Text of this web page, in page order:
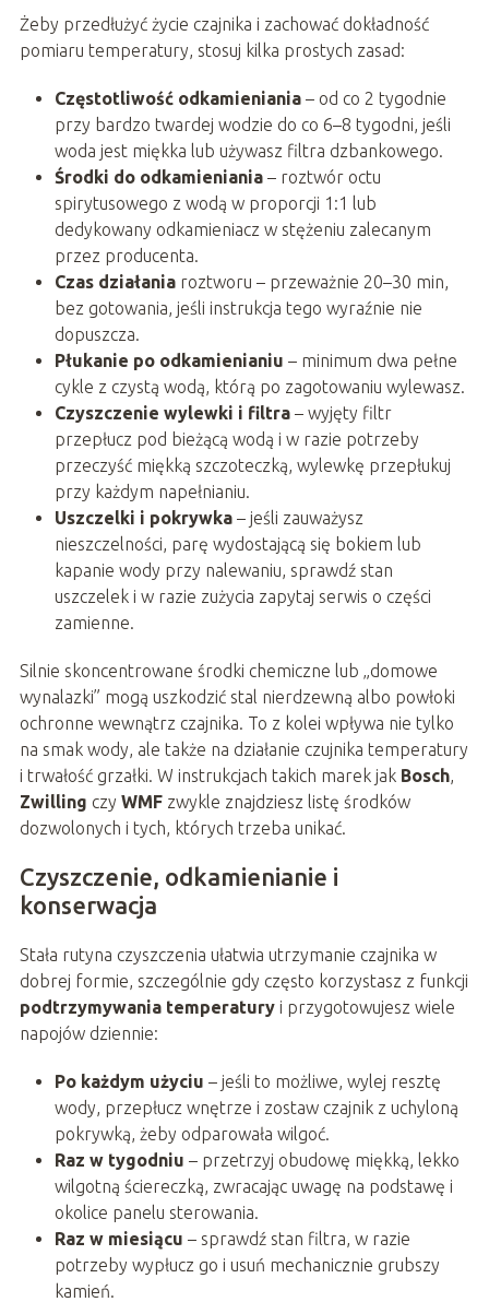
Żeby przedłużyć życie czajnika i zachować dokładność
pomiaru temperatury, stosuj kilka prostych zasad:
Częstotliwość odkamieniania– od co 2 tygodnie
przy bardzo twardej wodzie do co 6–8 tygodni, jeśli
woda jest miękka lub używasz filtra dzbankowego.
Środki do odkamieniania– roztwór octu
spirytusowego z wodą w proporcji 1:1 lub
dedykowany odkamieniacz w stężeniu zalecanym
przez producenta.
Czas działaniaroztworu – przeważnie 20–30 min,
bez gotowania, jeśli instrukcja tego wyraźnie nie
dopuszcza.
Płukanie po odkamienianiu – minimum dwa pełne
cykle z czystą wodą, którą po zagotowaniu wylewasz.
Czyszczenie wylewki i filtra– wyjęty filtr
przepłucz pod bieżącą wodą i w razie potrzeby
przeczyść miękką szczoteczką, wylewkę przepłukuj
przy każdym napełnianiu.
Uszczelki i pokrywka– jeśli zauważysz
nieszczelności, parę wydostającą się bokiem lub
kapanie wody przy nalewaniu, sprawdź stan
uszczelek i w razie zużycia zapytaj serwis o części
zamienne.
Silnie skoncentrowane środki chemiczne lub „domowe
wynalazki” mogą uszkodzić stal nierdzewną albo powłoki
ochronne wewnątrz czajnika. To z kolei wpływa nie tylko
na smak wody, ale także na działanie czujnika temperatury
i trwałość grzałki. W instrukcjach takich marek jak Bosch,
Zwilling czy WMFzwykle znajdziesz listę środków
dozwolonych i tych, których trzeba unikać.
Czyszczenie, odkamienianie i
konserwacja
Stała rutyna czyszczenia ułatwia utrzymanie czajnika w
dobrej formie, szczególnie gdy często korzystasz z funkcji
podtrzymywania temperaturyi przygotowujesz wiele
napojów dziennie:
Po każdym użyciu – jeśli to możliwe, wylej resztę
wody, przepłucz wnętrze i zostaw czajnik z uchyloną
pokrywką, żeby odparowała wilgoć.
Raz w tygodniu – przetrzyj obudowę miękką, lekko
wilgotną ściereczką, zwracając uwagę na podstawę i
okolice panelu sterowania.
Raz w miesiącu – sprawdź stan filtra, w razie
potrzeby wypłucz go i usuń mechanicznie grubszy
kamień.